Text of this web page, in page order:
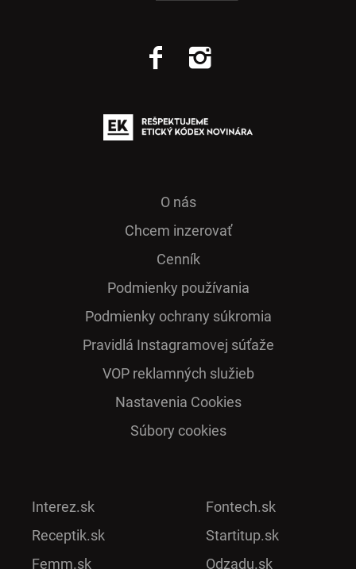
O nás
Chcem inzerovať
Cenník
Podmienky používania
Podmienky ochrany súkromia
Pra­vidlá Ins­ta­gra­mo­vej sú­ťaže
VOP reklamných služieb
Nastavenia Cookies
Súbory cookies
Interez.sk
Receptik.sk
Femm.sk
Fontech.sk
Startitup.sk
Odzadu.sk